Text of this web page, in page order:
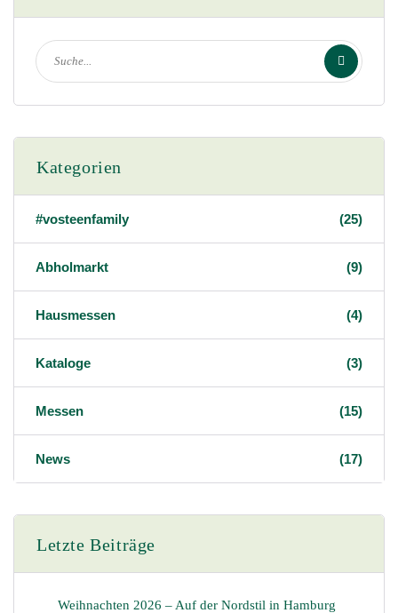
Kategorien
#vosteenfamily (25)
Abholmarkt (9)
Hausmessen (4)
Kataloge (3)
Messen (15)
News (17)
Letzte Beiträge
Weihnachten 2026 – Auf der Nordstil in Hamburg